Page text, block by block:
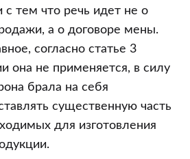
с тем что речь идет не о
а о договоре мены.
согласно статье 3
она не применяется, в силу
брала на себя
существенную часть
для изготовления